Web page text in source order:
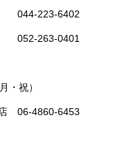
044-223-6402
052-263-0401
・祝）
06-4860-6453